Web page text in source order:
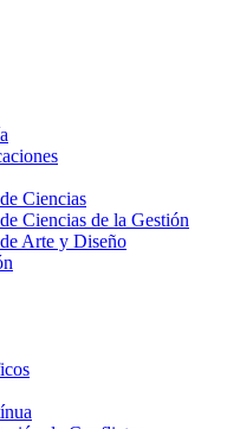
Ciencias
Ciencias de la Gestión
Arte y Diseño